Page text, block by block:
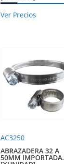
Ver Precios
AC3250
ABRAZADERA 32 A
50MM IMPORTADA.